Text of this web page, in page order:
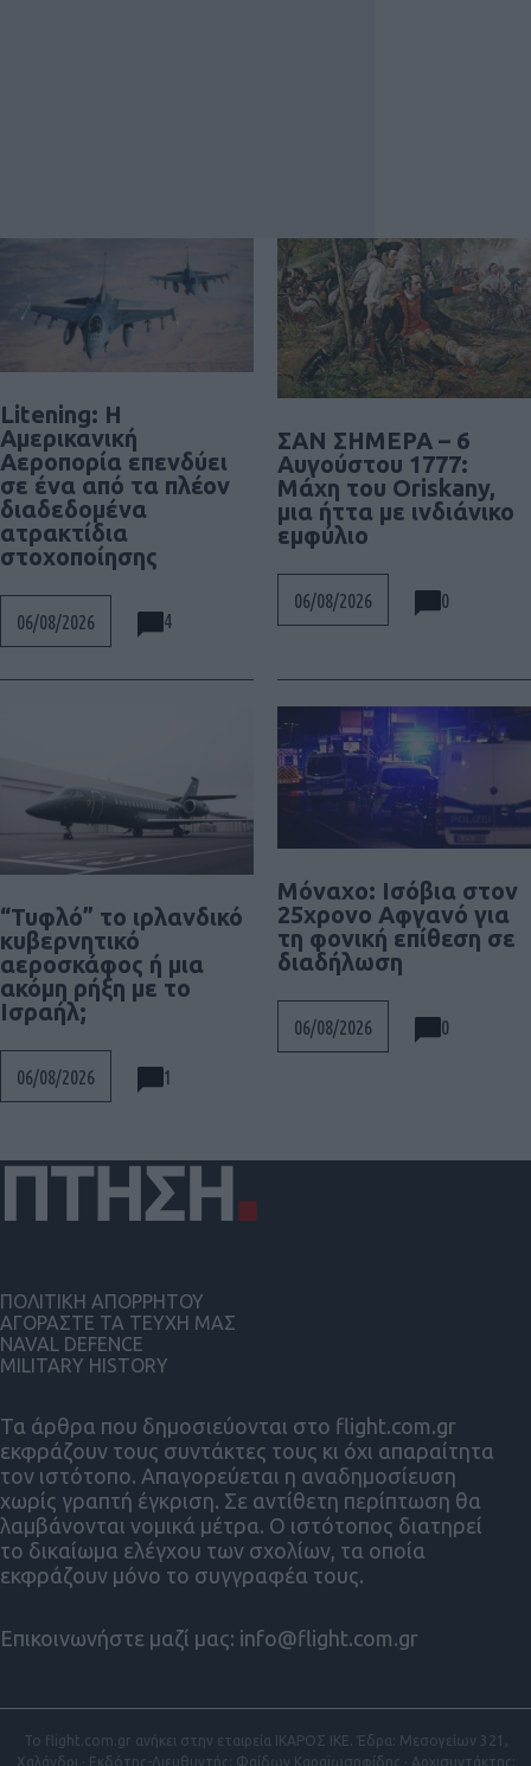
Litening: Η
Αμερικανική
Αεροπορία επενδύει
σε ένα από τα πλέον
διαδεδομένα
ατρακτίδια
στοχοποίησης
06/08/2026 4
ΣΑΝ ΣΗΜΕΡΑ – 6
Αυγούστου 1777:
Μάχη του Oriskany,
μια ήττα με ινδιάνικο
εμφύλιο
06/08/2026 0
“Τυφλό” το ιρλανδικό
κυβερνητικό
αεροσκάφος ή μια
ακόμη ρήξη με το
Ισραήλ;
06/08/2026 1
Μόναχο: Ισόβια στον
25χρονο Αφγανό για
τη φονική επίθεση σε
διαδήλωση
06/08/2026 0
Τα άρθρα που δημοσιεύονται στο flight.com.gr
εκφράζουν τους συντάκτες τους κι όχι απαραίτητα
τον ιστότοπο. Απαγορεύεται η αναδημοσίευση
χωρίς γραπτή έγκριση. Σε αντίθετη περίπτωση θα
λαμβάνονται νομικά μέτρα. Ο ιστότοπος διατηρεί
το δικαίωμα ελέγχου των σχολίων, τα οποία
εκφράζουν μόνο το συγγραφέα τους.
Επικοινωνήστε μαζί μας: info@flight.com.gr
ΠΟΛΙΤΙΚΗ ΑΠΟΡΡΗΤΟΥ
ΑΓΟΡΑΣΤΕ ΤΑ ΤΕΥΧΗ ΜΑΣ
NAVAL DEFENCE
MILITARY HISTORY
Το flight.com.gr ανήκει στην εταιρεία ΙΚΑΡΟΣ ΙΚΕ. Έδρα: Μεσογείων 321,
Χαλάνδρι · Εκδότης-Διευθυντής: Φαίδων Καραϊωσηφίδης · Αρχισυντάκτης: